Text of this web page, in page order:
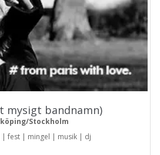
mysigt bandnamn)
Stockholm
| fest | mingel | musik | dj